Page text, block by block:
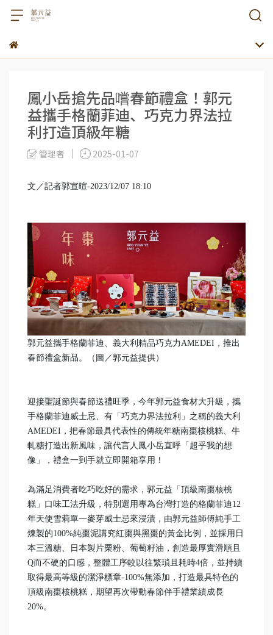
鳳小岳搶先品嚐春節禮盒！郭元
益攜手格蘭菲迪、巧克力界法拉
利打造頂級年糖
管理者 2025-01-07
文／記者郭宣暄-2023/12/07 18:10
郭元益攜手格蘭菲迪、義大利精品巧克力AMEDEI，推出
春節禮盒新品。（圖／郭元益提供）
迎接聖誕節與春節送禮旺季，今年郭元益食材大升級，攜
手格蘭菲迪威士忌、有「巧克力界法拉利」之稱的義大利
AMEDEI，把春節最具代表性的傳統年糖南棗核桃糕、牛
軋糖打造出新風味，讓代言人鳳小岳直呼「超乎我的想
像」，禮盒一到手就立即開箱享用！
為滿足消費者吃巧吃好的需求，郭元益「頂級南棗核桃
糕」口味工法升級，特別選用專為台灣打造的格蘭菲迪12
年天使雪莉單一麥芽威士忌來浸漬，由郭元益師傅純手工
煉製的100%純棗泥講究紅棗與黑棗的黃金比例，並採用日
本三溫糖、日本製片栗粉、葡萄籽油，創造最厚實滑順且
Q而不硬的口感，整體工序較以往繁瑣且耗時4倍，並持續
取得最高等級的潔淨標章-100%無添加，打造最具特色的
頂級南棗核桃糕，期望再次帶動春節伴手禮業績成長
20%。